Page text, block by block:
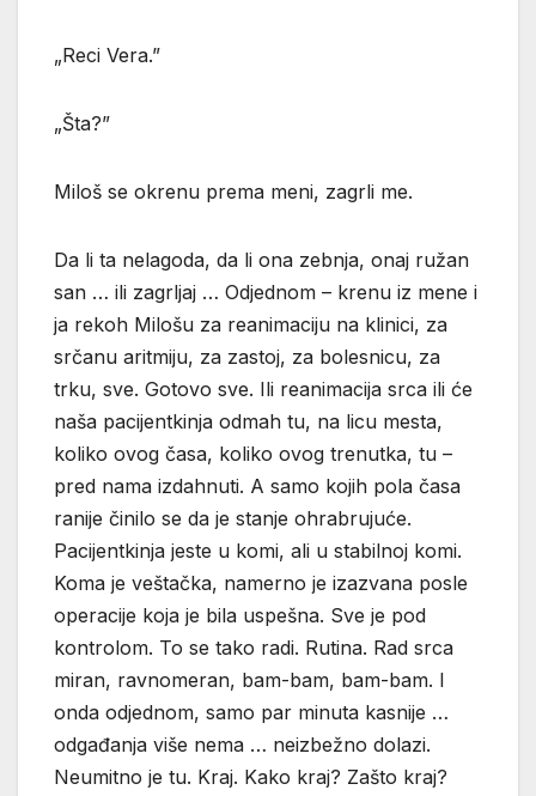
„Reci Vera.”
„Šta?”
Miloš se okrenu prema meni, zagrli me.
Da li ta nelagoda, da li ona zebnja, onaj ružan
san … ili zagrljaj … Odjednom – krenu iz mene i
ja rekoh Milošu za reanimaciju na klinici, za
srčanu aritmiju, za zastoj, za bolesnicu, za
trku, sve. Gotovo sve. Ili reanimacija srca ili će
naša pacijentkinja odmah tu, na licu mesta,
koliko ovog časa, koliko ovog trenutka, tu –
pred nama izdahnuti. A samo kojih pola časa
ranije činilo se da je stanje ohrabrujuće.
Pacijentkinja jeste u komi, ali u stabilnoj komi.
Koma je veštačka, namerno je izazvana posle
operacije koja je bila uspešna. Sve je pod
kontrolom. To se tako radi. Rutina. Rad srca
miran, ravnomeran, bam-bam, bam-bam. I
onda odjednom, samo par minuta kasnije …
odgađanja više nema … neizbežno dolazi.
Neumitno je tu. Kraj. Kako kraj? Zašto kraj?